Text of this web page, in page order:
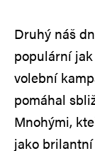
Druhý náš
populární
volební
pomáhal
Mnohými,
jako brilantní